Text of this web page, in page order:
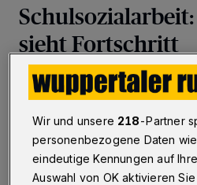
sieht Fortschritt
Wuppertal
Im Gegensatz
Erziehung und Wissenschaft
der CDU-
neues NRW-Programm zur
bewirke die „Ausweitung,
Ort.
Wir und unsere 218-Partner
personenbezogene Daten
eindeutige Kennungen auf
Auswahl von OK aktivieren